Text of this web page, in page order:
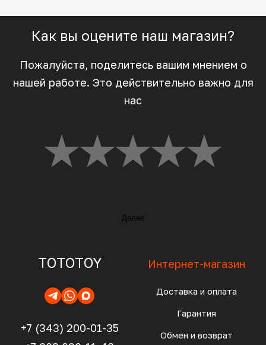
Как вы оцените наш магазин?
Пожалуйста, поделитесь вашим мнением о
нашей работе. Это действительно важно для
нас
Далее
TOTOTOY
+7 (343) 200-01-35
Интернет-магазин
Доставка и оплата
Гарантия
Обмен и возврат